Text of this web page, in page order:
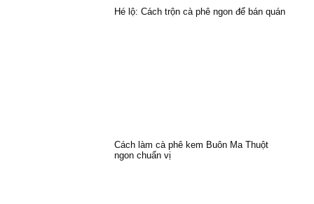
Hé lộ: Cách trộn cà phê ngon để bán quán
Cách làm cà phê kem Buôn Ma Thuột
ngon chuẩn vị